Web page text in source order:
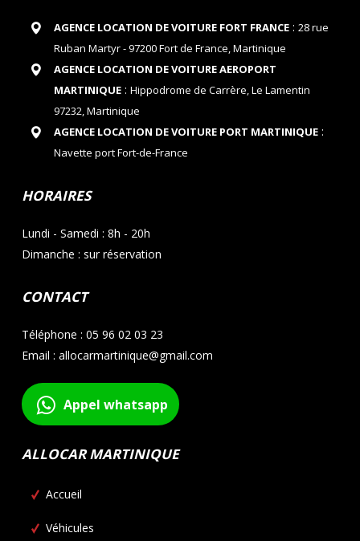
AGENCE LOCATION DE VOITURE FORT FRANCE: 28 rue
Ruban Martyr - 97200 Fort de France, Martinique
AGENCE LOCATION DE VOITURE AEROPORT
MARTINIQUE: Hippodrome de Carrère, Le Lamentin
97232, Martinique
AGENCE LOCATION DE VOITURE PORT MARTINIQUE:
Navette port Fort-de-France
HORAIRES
Lundi - Samedi : 8h - 20h
Dimanche : sur réservation
CONTACT
Téléphone : 05 96 02 03 23
Email : allocarmartinique@gmail.com
Appel whatsapp
ALLOCAR MARTINIQUE
Accueil
Véhicules